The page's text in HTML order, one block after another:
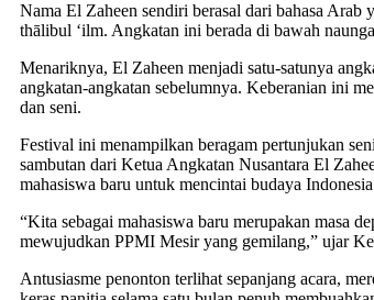
Nama El Zaheen sendiri berasal dari bahasa
thālibul ‘ilm. Angkatan ini berada di bawah
Menariknya, El Zaheen menjadi satu-satunya
angkatan-angkatan sebelumnya. Keberanian ini
dan seni.
Festival ini menampilkan beragam pertunjukan
sambutan dari Ketua Angkatan Nusantara El
mahasiswa baru untuk mencintai budaya
“Kita sebagai mahasiswa baru merupakan masa
mewujudkan PPMI Mesir yang gemilang,” ujar
Antusiasme penonton terlihat sepanjang acara,